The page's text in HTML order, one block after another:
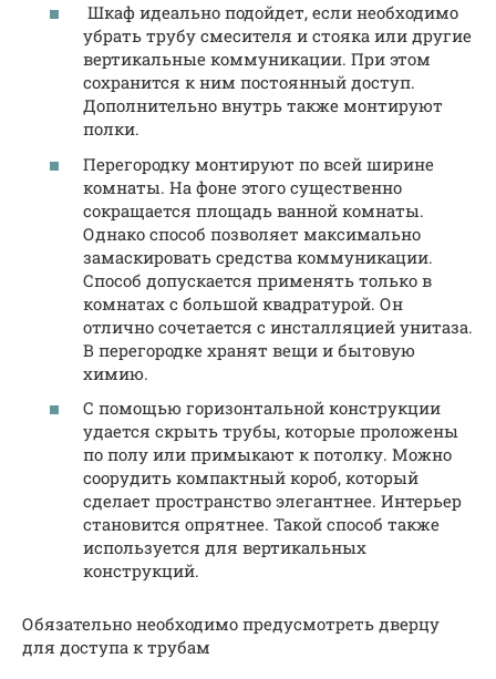
Шкаф идеально подойдет, если необходимо
убрать трубу смесителя и стояка или другие
вертикальные коммуникации. При этом
сохранится к ним постоянный доступ.
Дополнительно внутрь также монтируют
полки.
Перегородку монтируют по всей ширине
комнаты. На фоне этого существенно
сокращается площадь ванной комнаты.
Однако способ позволяет максимально
замаскировать средства коммуникации.
Способ допускается применять только в
комнатах с большой квадратурой. Он
отлично сочетается с инсталляцией унитаза.
В перегородке хранят вещи и бытовую
химию.
С помощью горизонтальной конструкции
удается скрыть трубы, которые проложены
по полу или примыкают к потолку. Можно
соорудить компактный короб, который
сделает пространство элегантнее. Интерьер
становится опрятнее. Такой способ также
используется для вертикальных
конструкций.
Обязательно необходимо предусмотреть дверцу
для доступа к трубам